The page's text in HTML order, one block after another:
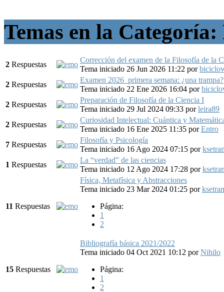
Temas en la
2 Respuestas
Corrección del examen de la Filosofía de la
Tema iniciado 26 Jun 2026 11:22 por
2 Respuestas
Examen 2026_primera semana: ¿una trampa?
Tema iniciado 22 Ene 2026 16:04 por
2 Respuestas
Preparación de Filosofía de la Ciencia I
Tema iniciado 29 Jul 2024 09:33 porleira89
2 Respuestas
Curiosidad Intelectual: Cuántica y
Tema iniciado 16 Ene 2025 11:35 porEntro
7 Respuestas
Filosofía y Psicología
Tema iniciado 16 Ago 2024 07:15 por
1 Respuestas
La “verdad” de las ciencias
Tema iniciado 12 Ago 2024 17:28 por
11 Respuestas
Física, Metafísica y Abstracciones
Tema iniciado 23 Mar 2024 01:25 por
Página:
1
2
15 Respuestas
Bibliografía básica 2021/2022
Tema iniciado 04 Oct 2021 10:12 porNihilo
Página:
1
2